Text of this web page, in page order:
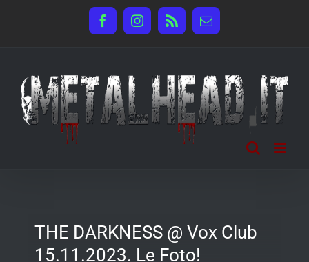
FacebookInstagram
Rss Email
THE DARKNESS @ Vox Club
15.11.2023. Le Foto!